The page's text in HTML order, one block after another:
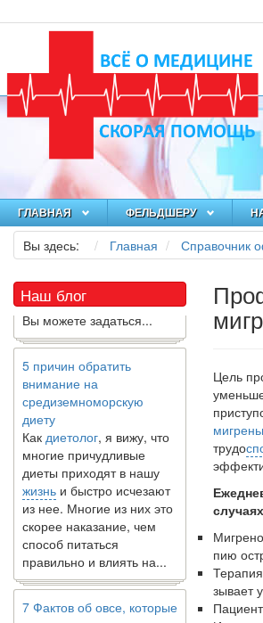
ГЛАВНАЯ ФЕЛЬДШЕРУ
Вы здесь: Главная Справочник
Наш блог
Как я заболел во время
локдауна?
Это странная ситуация:
вы соблюдали все меры
предосторожности
COVID-19 (вы почти все
время дома), но, тем не
образом простудились.
Вы можете задаться...
5 причин обратить
внимание на
средиземноморскую
диету
Какдиетолог
многие причудливые
диеты приходят в нашу
жизньи быстро исчезают
из нее. Многие из них это
скорее наказание, чем
способ питаться
правильно и влиять на...
7 Фактов об овсе, которые
могут вас удивить
Цель
трудо­
пию
зывает